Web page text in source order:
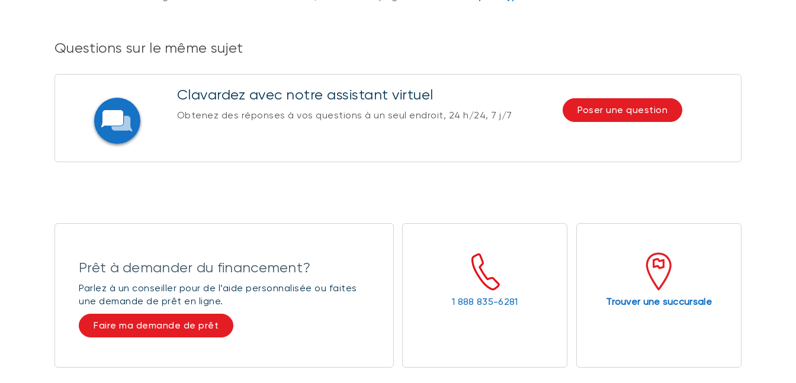
Questions sur le même sujet
Clavardez avec notre assistant virtuel
Obtenez des réponses à vos questions à un seul endroit, 24 h/24, 7 j/7 Poser une question
Prêt à demander du financement?
Parlez à un conseiller pour de l’aide personnalisée ou faites
une demande de prêt en ligne.
Faire ma demande de prêt
1 888 835-6281 Trouver une succursale